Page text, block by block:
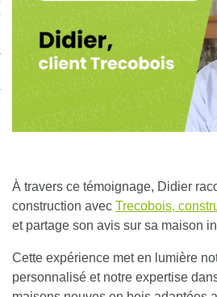
À travers ce témoignage, Didier
construction avec Trecobois,
et partage son avis sur sa maison
Cette expérience met en lumière
personnalisé et notre expertise